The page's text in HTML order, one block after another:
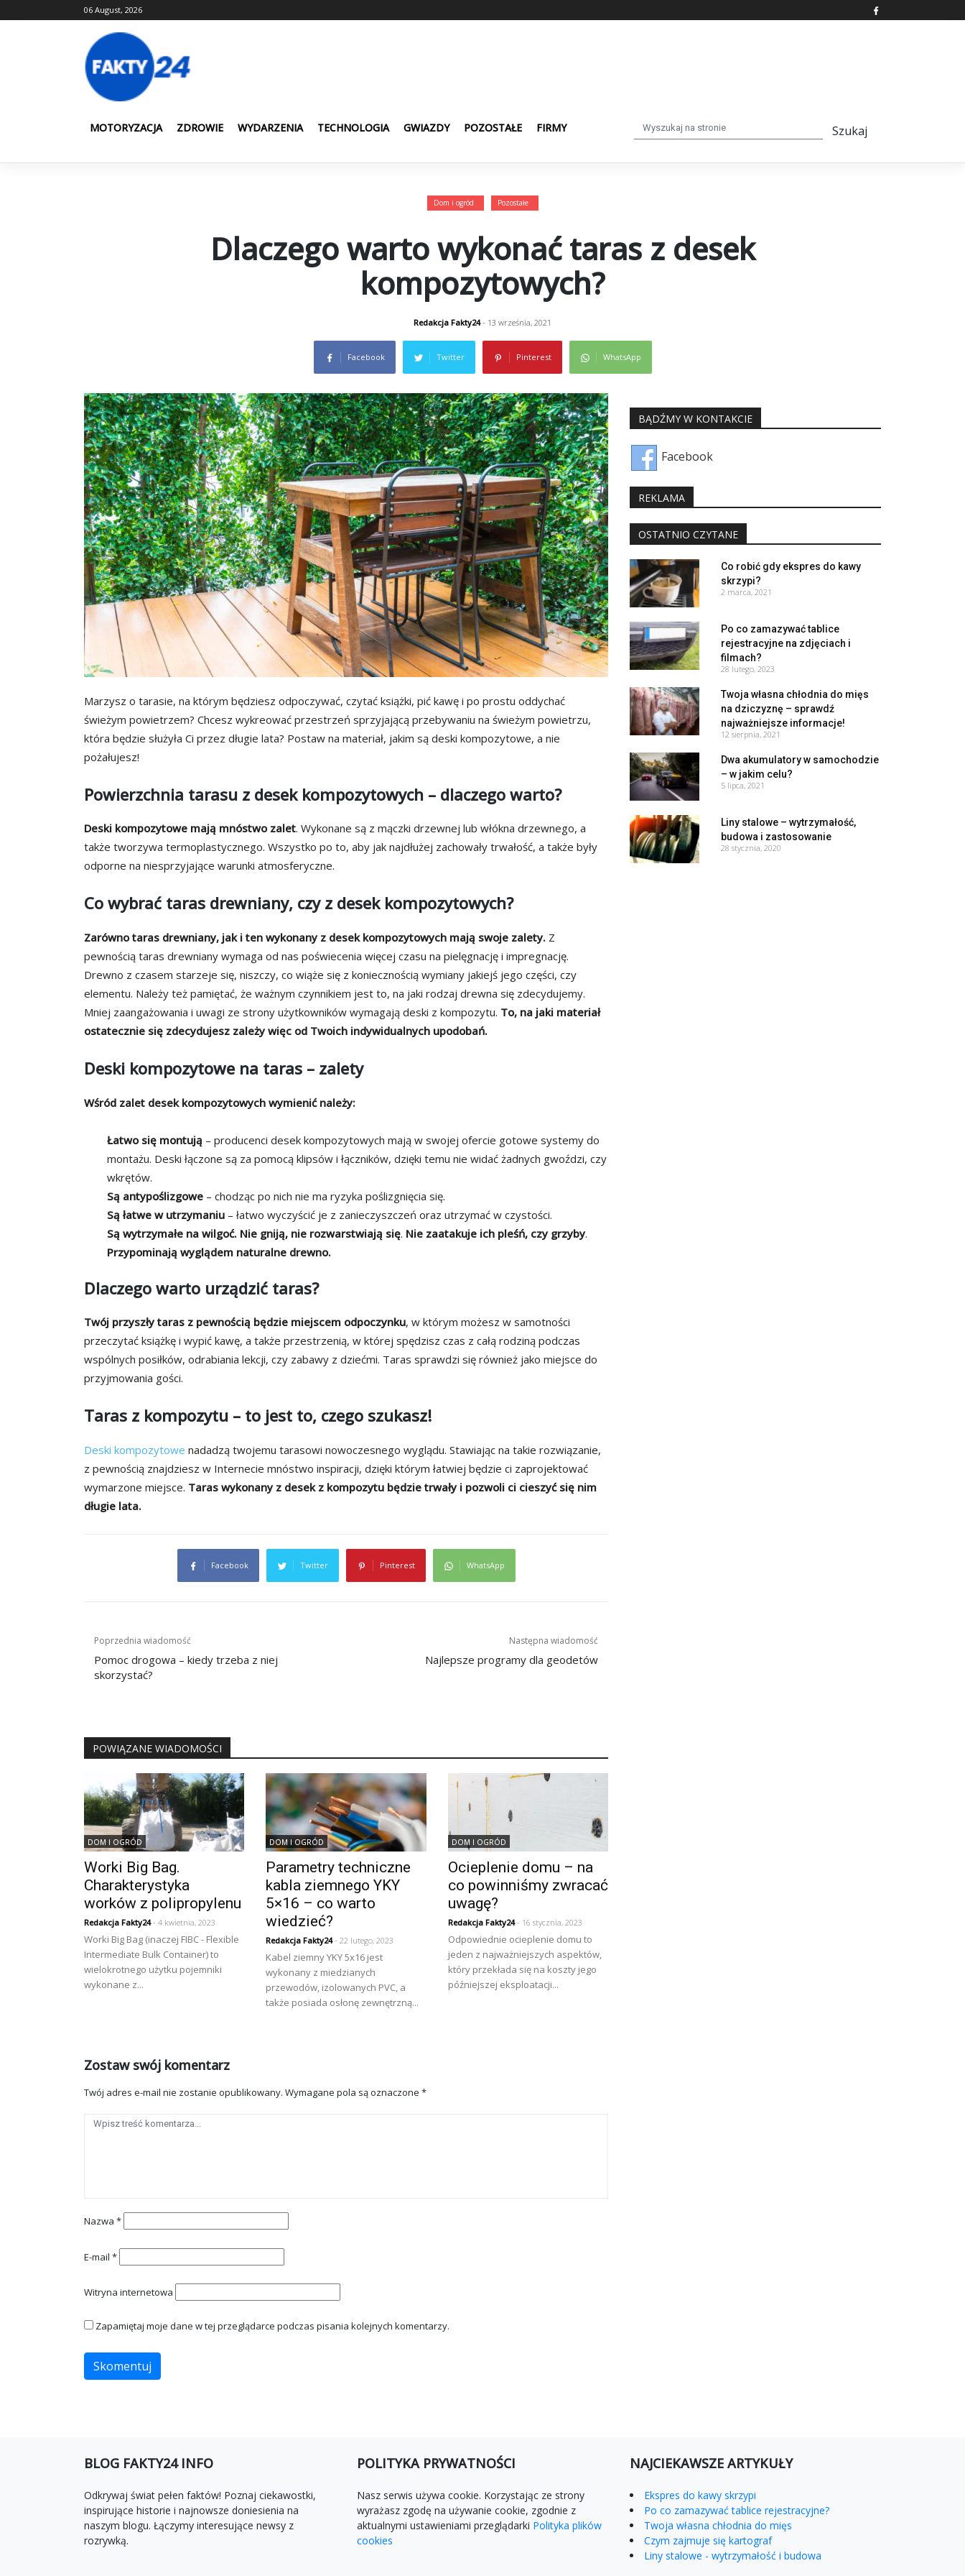
to
06 August, 2026
MOTORYZACJA ZDROWIE WYDARZENIA TECHNOLOGIA GWIAZDY POZOSTAŁE FIRMY
Dom i ogród Pozostałe
Dlaczego warto wykonać taras z desek
kompozytowych?
Redakcja Fakty24- 13 września, 2021
Facebook Twitter Pinterest WhatsApp
Marzysz o tarasie, na którym będziesz odpoczywać, czytać książki, pić kawę i po prostu oddychać
świeżym powietrzem? Chcesz wykreować przestrzeń sprzyjającą przebywaniu na świeżym powietrzu,
która będzie służyła Ci przez długie lata? Postaw na materiał, jakim są deski kompozytowe, a nie
pożałujesz!
Powierzchnia tarasu z desek kompozytowych – dlaczego warto?
Deski kompozytowe mają mnóstwo zalet. Wykonane są z mączki drzewnej lub włókna drzewnego, a
także tworzywa termoplastycznego. Wszystko po to, aby jak najdłużej zachowały trwałość, a także były
odporne na niesprzyjające warunki atmosferyczne.
Co wybrać taras drewniany, czy z desek kompozytowych?
Zarówno taras drewniany, jak i ten wykonany z desek kompozytowych mają swoje zalety. Z
pewnością taras drewniany wymaga od nas poświecenia więcej czasu na pielęgnację i impregnację.
Drewno z czasem starzeje się, niszczy, co wiąże się z koniecznością wymiany jakiejś jego części, czy
elementu. Należy też pamiętać, że ważnym czynnikiem jest to, na jaki rodzaj drewna się zdecydujemy.
Mniej zaangażowania i uwagi ze strony użytkowników wymagają deski z kompozytu. To, na jaki materiał
ostatecznie się zdecydujesz zależy więc od Twoich indywidualnych upodobań.
Deski kompozytowe na taras – zalety
Wśród zalet desek kompozytowych wymienić należy:
Łatwo się montują – producenci desek kompozytowych mają w swojej ofercie gotowe systemy do
montażu. Deski łączone są za pomocą klipsów i łączników, dzięki temu nie widać żadnych gwoździ, czy
wkrętów.
Są antypoślizgowe – chodząc po nich nie ma ryzyka poślizgnięcia się.
Są łatwe w utrzymaniu – łatwo wyczyścić je z zanieczyszczeń oraz utrzymać w czystości.
Są wytrzymałe na wilgoć. Nie gniją, nie rozwarstwiają się. Nie zaatakuje ich pleśń, czy grzyby.
Przypominają wyglądem naturalne drewno.
Dlaczego warto urządzić taras?
Twój przyszły taras z pewnością będzie miejscem odpoczynku, w którym możesz w samotności
przeczytać książkę i wypić kawę, a także przestrzenią, w której spędzisz czas z całą rodziną podczas
wspólnych posiłków, odrabiania lekcji, czy zabawy z dziećmi. Taras sprawdzi się również jako miejsce do
przyjmowania gości.
Taras z kompozytu – to jest to, czego szukasz!
Deski kompozytowe nadadzą twojemu tarasowi nowoczesnego wyglądu. Stawiając na takie rozwiązanie,
z pewnością znajdziesz w Internecie mnóstwo inspiracji, dzięki którym łatwiej będzie ci zaprojektować
wymarzone miejsce. Taras wykonany z desek z kompozytu będzie trwały i pozwoli ci cieszyć się nim
długie lata.
Facebook Twitter Pinterest WhatsApp
Nawigacja
wpisu
Poprzednia wiadomość
Pomoc drogowa – kiedy trzeba z niej
skorzystać?
Następna wiadomość
Najlepsze programy dla geodetów
POWIĄZANE WIADOMOŚCI
DOM I OGRÓD
Worki Big Bag.
Charakterystyka
worków z polipropylenu
Redakcja Fakty24- 4 kwietnia, 2023
Worki Big Bag (inaczej FIBC - Flexible
Intermediate Bulk Container) to
wielokrotnego użytku pojemniki
wykonane z...
DOM I OGRÓD
Parametry techniczne
kabla ziemnego YKY
5×16 – co warto
wiedzieć?
Redakcja Fakty24- 22 lutego, 2023
Kabel ziemny YKY 5x16 jest
wykonany z miedzianych
przewodów, izolowanych PVC, a
także posiada osłonę zewnętrzną...
DOM I OGRÓD
Ocieplenie domu – na
co powinniśmy zwracać
uwagę?
Redakcja Fakty24- 16 stycznia, 2023
Odpowiednie ocieplenie domu to
jeden z najważniejszych aspektów,
który przekłada się na koszty jego
późniejszej eksploatacji...
Zostaw swój komentarz
Twój adres e-mail nie zostanie opublikowany. Wymagane pola są oznaczone *
Nazwa *
E-mail *
Witryna internetowa
Zapamiętaj moje dane w tej przeglądarce podczas pisania kolejnych komentarzy.
BĄDŹMY W KONTAKCIE
Facebook
REKLAMA
OSTATNIO CZYTANE
Co robić gdy ekspres do kawy
skrzypi?
2 marca, 2021
Po co zamazywać tablice
rejestracyjne na zdjęciach i
filmach?
28 lutego, 2023
Twoja własna chłodnia do mięs
na dziczyznę – sprawdź
najważniejsze informacje!
12 sierpnia, 2021
Dwa akumulatory w samochodzie
– w jakim celu?
5 lipca, 2021
Liny stalowe – wytrzymałość,
budowa i zastosowanie
28 stycznia, 2020
BLOG FAKTY24 INFO
Odkrywaj świat pełen faktów! Poznaj ciekawostki,
inspirujące historie i najnowsze doniesienia na
naszym blogu. Łączymy interesujące newsy z
rozrywką.
POLITYKA PRYWATNOŚCI
Nasz serwis używa cookie. Korzystając ze strony
wyrażasz zgodę na używanie cookie, zgodnie z
aktualnymi ustawieniami przeglądarki Polityka plików
cookies
NAJCIEKAWSZE ARTYKUŁY
Ekspres do kawy skrzypi
Po co zamazywać tablice rejestracyjne?
Twoja własna chłodnia do mięs
Czym zajmuje się kartograf
Liny stalowe - wytrzymałość i budowa